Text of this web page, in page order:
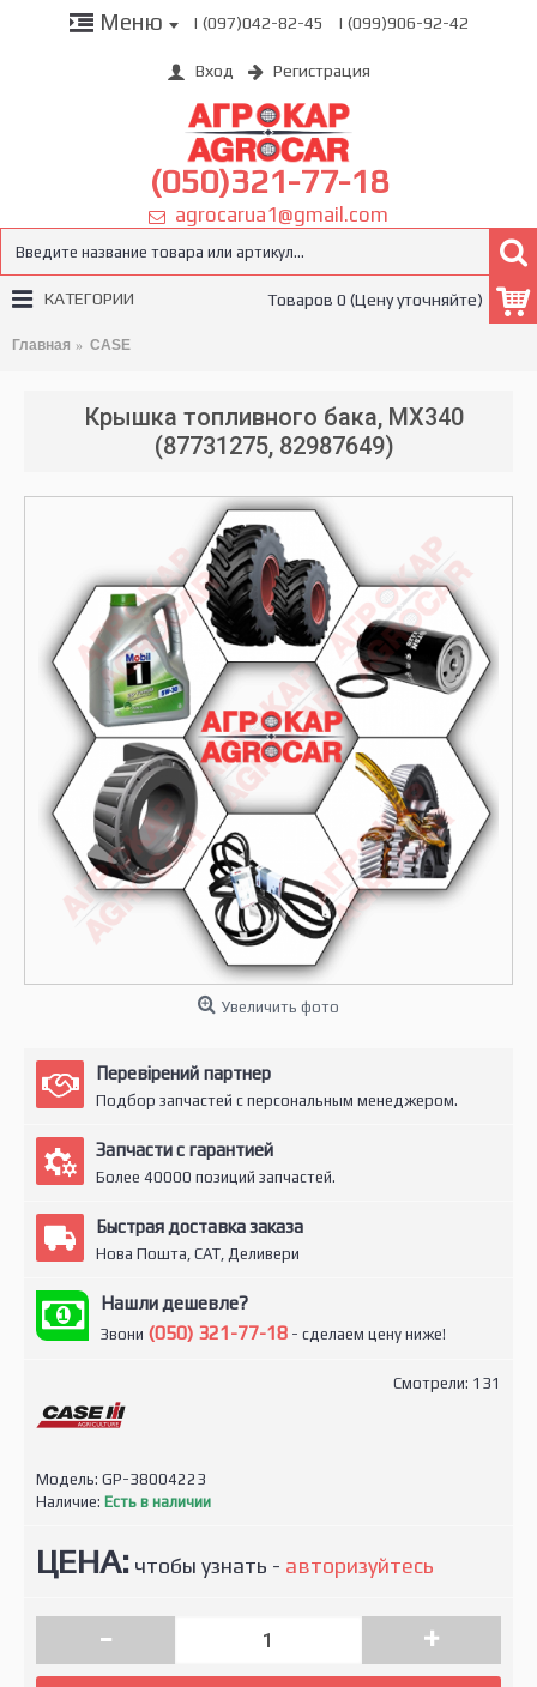
Меню | (097)042-82-45 | (099)906-92-42
Вход Регистрация
(050)321-77-18
agrocarua1@gmail.com
Товаров 0 (Цену уточняйте)
КАТЕГОРИИ
Главная CASE
Крышка топливного бака, MX340
(87731275, 82987649)
Увеличить фото
Перевірений партнер
Подбор запчастей с персональным менеджером.
Запчасти с гарантией
Более 40000 позиций запчастей.
Быстрая доставка заказа
Нова Пошта, САТ, Деливери
Нашли дешевле?
Звони (050) 321-77-18 - сделаем цену ниже!
Смотрели: 131
Модель: GP-38004223
Наличие: Есть в наличии
ЦЕНА: чтобы узнать - авторизуйтесь
- +